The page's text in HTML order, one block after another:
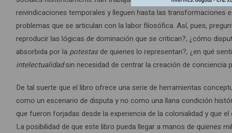
reivindicaciones temporales y lleguen hasta las transformaciones
problemas que se articulan con la labor filosófica. Así, pues,
reproducir las lógicas de dominación que se critican?, ¿cómo
absorbida por la potestasde quienes lo representan?, ¿en qué
intelectualidadsin necesidad de centrar la creación de conciencia
De tal suerte que el libro ofrece una serie de herramientas
como un escenario de disputa y no como una llana condición
que fueron forjadas desde la experiencia de la colonialidad y que
La posibilidad de que este libro pueda llegar a manos de quienes